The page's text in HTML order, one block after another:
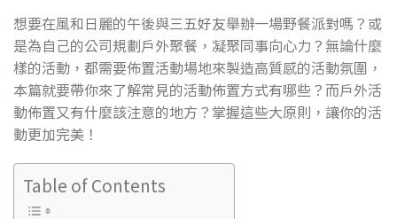
想要在風和日麗的午後與三五好友舉辦一場野餐派對嗎？或
是為自己的公司規劃戶外聚餐，凝聚同事向心力？無論什麼
樣的活動，都需要佈置活動場地來製造高質感的活動氛圍，
本篇就要帶你來了解常見的活動佈置方式有哪些？而戶外活
動佈置又有什麼該注意的地方？掌握這些大原則，讓你的活
動更加完美！
Table of Contents